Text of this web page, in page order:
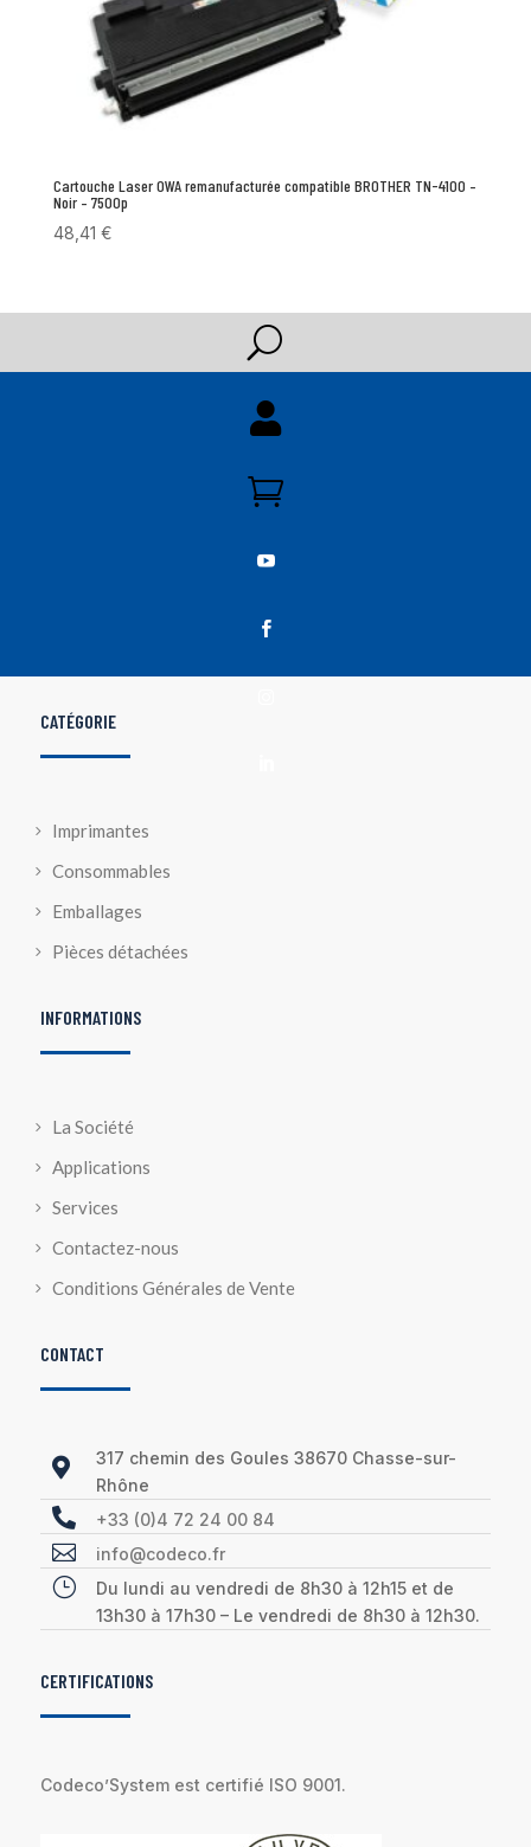
Cartouche Laser OWA remanufacturée compatible BROTHER TN-4100 –
Noir – 7500p
48,41 €
U




CATÉGORIE
Imprimantes
Consommables
Emballages
Pièces détachées
INFORMATIONS
La Société
Applications
Services
Contactez-nous
Conditions Générales de Vente
CONTACT

317 chemin des Goules 38670 Chasse-sur-
Rhône
 +33 (0)4 72 24 00 84
 info@codeco.fr
}
Du lundi au vendredi de 8h30 à 12h15 et de
13h30 à 17h30 – Le vendredi de 8h30 à 12h30.
CERTIFICATIONS
Codeco’System est certifié ISO 9001.